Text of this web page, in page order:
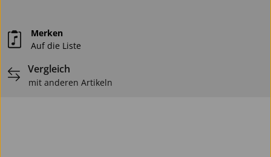
Merken
Auf die Liste
Vergleich
mit anderen Artikeln